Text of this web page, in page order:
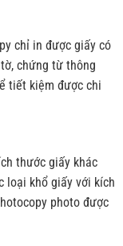
chỉ in được giấy có
chứng từ thông
tiết kiệm được chi
thước giấy khác
loại khổ giấy với kích
photo được